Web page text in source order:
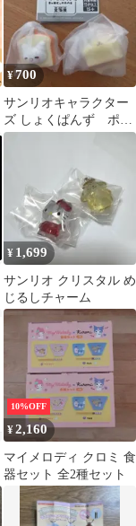
¥700
サンリオキャラクター
ズ しょくぱんず ポム
ポムプリン はなまる
¥ 1,699
サンリオ クリスタル め
じるしチャーム
10%OFF
¥2,160
マイメロディ クロミ 食
器セット 全2種セット